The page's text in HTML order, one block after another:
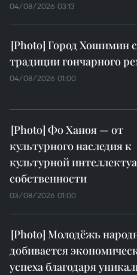
04/08/2026 03:13
Город Хошимин
традиции гончарного
04/08/2026 01:00
Фо Ханоя — от
культурного наследия к
культурной
собственности
03/08/2026 01:00
Молодёжь
добивается
успеха благодаря